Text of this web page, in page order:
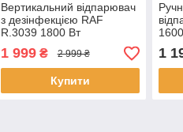
Вертикальний відпарювач
з дезінфекцією RAF
R.3039 1800 Вт
Парогенератор для одягу
1 999₴ 2 999 ₴
Купити
1